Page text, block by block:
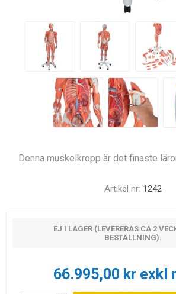
Denna muskelkropp är det finaste
Artikel nr: 1242
EJ I LAGER (LEVERERAS CA 2
BESTÄLLNING).
66.995,00 kr exkl